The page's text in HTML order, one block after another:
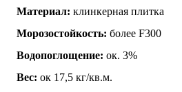
Материал: клинкерная плитка
Морозостойкость: более F300
Водопоглощение: ок. 3%
Вес: ок 17,5 кг/кв.м.